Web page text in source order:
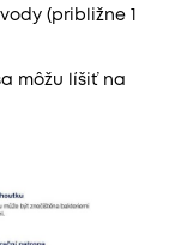
(približne 1
môžu líšiť na